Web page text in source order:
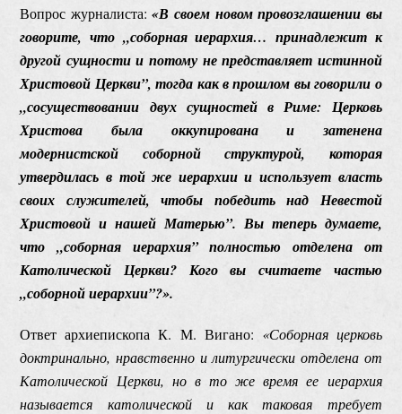
Вопрос журналиста:«В своем новом провозглашении вы
говорите, что „соборная иерархия… принадлежит к
другой сущности и потому не представляет истинной
Христовой Церкви”, тогда как в прошлом вы говорили о
„сосуществовании двух сущностей в Риме: Церковь
Христова была оккупирована и затенена
модернистской соборной структурой, которая
утвердилась в той же иерархии и использует власть
своих служителей, чтобы победить над Невестой
Христовой и нашей Матерью”. Вы теперь думаете,
что „соборная иерархия” полностью отделена от
Католической Церкви? Кого вы считаете частью
„соборной иерархии”?».
Ответ архиепископа К. М. Вигано: «Соборная церковь
доктринально, нравственно и литургически отделена от
Католической Церкви, но в то же время ее иерархия
называется католической и как таковая требует